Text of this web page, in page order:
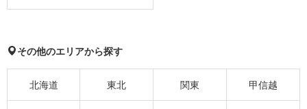
その他のエリアから探す
北海道 東北 関東 甲信越